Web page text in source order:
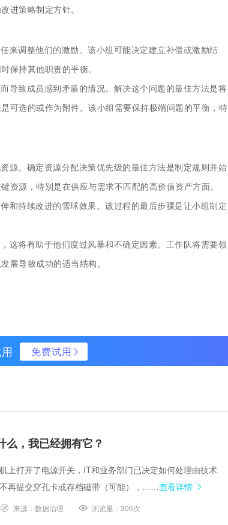
进策略制定方针。
来调整他们的激励 。该小组可能决定建立补偿或激励结
保持其他职责的平衡。
导致成员感到矛盾的情况。解决这个问题的最佳方法是将
可选的或作为附件。该小组需要保持极端问题的平衡，特
源。确定资源分配决策优先级的最佳方法是制定规则并始
资源，特别是在供应与需求不匹配的高价值资产方面。
和持续改进的雪球效果。该过程的最后步骤是让小组制定
这将有助于他们度过风暴和不确定因素。工作队将需要领
展导致成功的适当结构。
免费试用
么，我已经拥有它？
上打开了电源开关，IT和业务部门已决定如何处理由技术
再提交穿孔卡或存档磁带（可能），……查看详情
来源： 数据治理 浏览量： 306次